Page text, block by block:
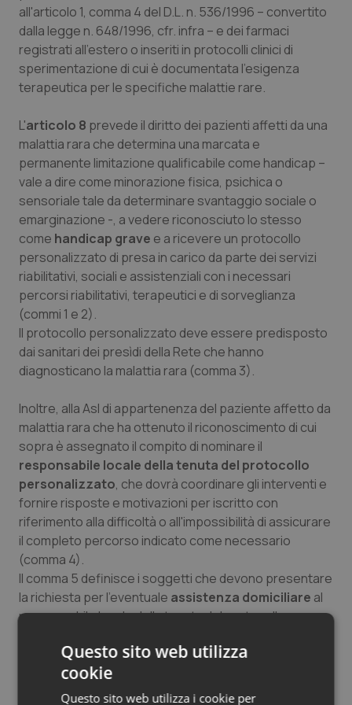
all'articolo 1, comma 4 del D.L. n. 536/1996 – convertito
dalla legge n. 648/1996, cfr. infra – e dei farmaci
registrati all'estero o inseriti in protocolli clinici di
sperimentazione di cui è documentata l'esigenza
terapeutica per le specifiche malattie rare.
L'articolo 8 prevede il diritto dei pazienti affetti da una
malattia rara che determina una marcata e
permanente limitazione qualificabile come handicap –
vale a dire come minorazione fisica, psichica o
sensoriale tale da determinare svantaggio sociale o
emarginazione -, a vedere riconosciuto lo stesso
come handicap grave e a ricevere un protocollo
personalizzato di presa in carico da parte dei servizi
riabilitativi, sociali e assistenziali con i necessari
percorsi riabilitativi, terapeutici e di sorveglianza
(commi 1 e 2).
Il protocollo personalizzato deve essere predisposto
dai sanitari dei presìdi della Rete che hanno
diagnosticano la malattia rara (comma 3).
Inoltre, alla Asl di appartenenza del paziente affetto da
malattia rara che ha ottenuto il riconoscimento di cui
sopra è assegnato il compito di nominare il
responsabile locale della tenuta del protocollo
personalizzato, che dovrà coordinare gli interventi e
fornire risposte e motivazioni per iscritto con
riferimento alla difficoltà o all'impossibilità di assicurare
il completo percorso indicato come necessario
(comma 4).
Il comma 5 definisce i soggetti che devono presentare
la richiesta per l'eventuale assistenza domiciliare al
responsabile locale della tenuta del protocollo
handicap affetto da malattia rara ovvero uno dei suoi
genitori o chi ne ha la rappresentanza (in caso di
paziente minorenne o incapace).
Questo sito web utilizza
cookie
Questo sito web utilizza i cookie per